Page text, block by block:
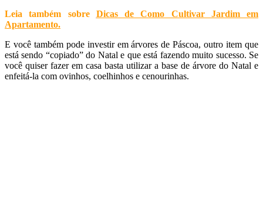
Leia também sobre Dicas de Como Cultivar Jardim em
Apartamento.
E você também pode investir em árvores de Páscoa, outro item que
está sendo “copiado” do Natal e que está fazendo muito sucesso. Se
você quiser fazer em casa basta utilizar a base de árvore do Natal e
enfeitá-la com ovinhos, coelhinhos e cenourinhas.